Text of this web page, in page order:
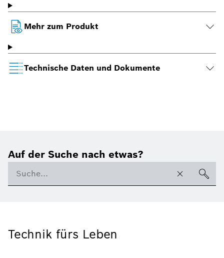
Mehr zum Produkt
Technische Daten und Dokumente
Auf der Suche nach etwas?
Technik fürs Leben